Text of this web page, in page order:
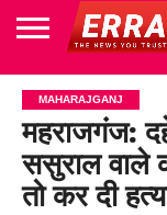
HOME
POLITICS
NEWS
BUSINESS
CULTURE
NATIONAL
SPORTS
LIFESTYLE
TRAVEL
OPINION
BREAKING
NEWS
ENTERTAINMENT
WORLD
CRIME
JOIN
US
MAHARAJGANJ
महराजगंज:
ससुराल वाले
तो कर दी